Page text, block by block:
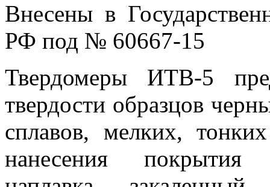
Внесены в
РФ под № 60667-15
Твердомеры ИТВ-5
твердости образцов
сплавов, мелких,
нанесения покрытия